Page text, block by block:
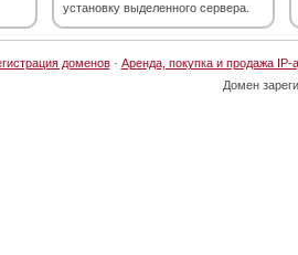
установку выделенного сервера.
доменов· Аренда, покупка и продажа IP-
Домен